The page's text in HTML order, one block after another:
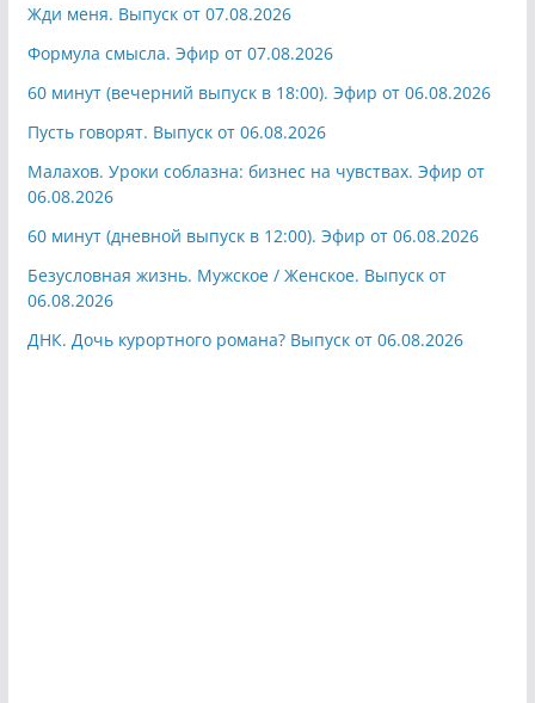
Жди меня. Выпуск от 07.08.2026
Формула смысла. Эфир от 07.08.2026
60 минут (вечерний выпуск в 18:00). Эфир от 06.08.2026
Пусть говорят. Выпуск от 06.08.2026
Малахов. Уроки соблазна: бизнес на чувствах. Эфир от
06.08.2026
60 минут (дневной выпуск в 12:00). Эфир от 06.08.2026
Безусловная жизнь. Мужское / Женское. Выпуск от
06.08.2026
ДНК. Дочь курортного романа? Выпуск от 06.08.2026